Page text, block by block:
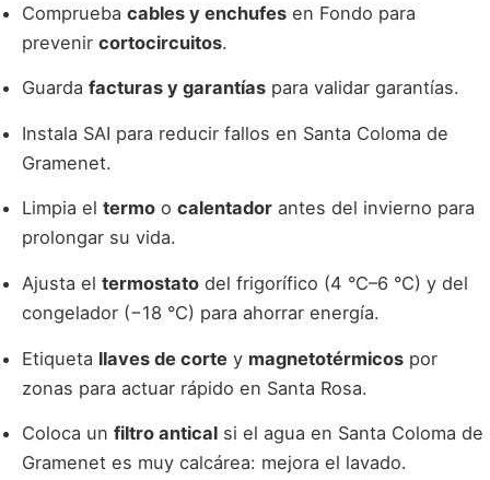
Comprueba cables y enchufes en Fondo para
prevenir cortocircuitos.
Guarda facturas y garantías para validar garantías.
Instala SAI para reducir fallos en Santa Coloma de
Gramenet.
Limpia el termo o calentador antes del invierno para
prolongar su vida.
Ajusta el termostato del frigorífico (4 °C–6 °C) y del
congelador (−18 °C) para ahorrar energía.
Etiqueta llaves de corte y magnetotérmicos por
zonas para actuar rápido en Santa Rosa.
Coloca un filtro antical si el agua en Santa Coloma de
Gramenet es muy calcárea: mejora el lavado.